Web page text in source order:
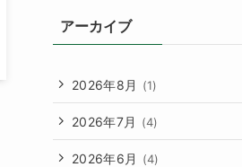
アーカイブ
2026年8月 (1)
2026年7月 (4)
2026年6月 (4)